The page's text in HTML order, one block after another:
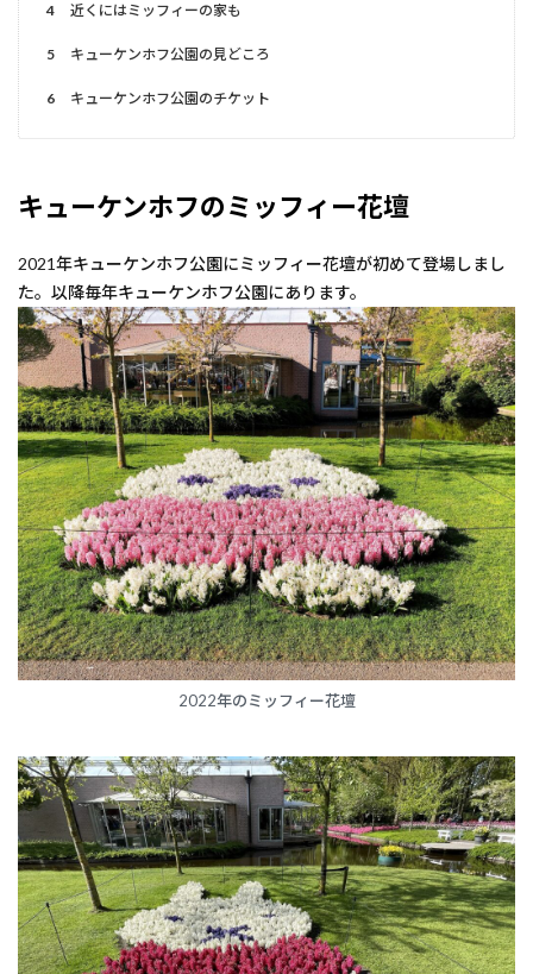
4 近くにはミッフィーの家も
5 キューケンホフ公園の見どころ
6 キューケンホフ公園のチケット
キューケンホフのミッフィー花壇
2021年キューケンホフ公園にミッフィー花壇が初めて登場しまし
た。以降毎年キューケンホフ公園にあります。
2022年のミッフィー花壇